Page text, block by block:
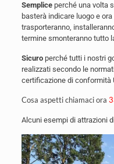
Sempliceperché una volta
basterà indicare luogo e
trasporteranno,
termine smonteranno tutto
Sicuroperché tutti i nostri
realizzati secondo le
certificazione di conformità
Cosa aspetti chiamaci ora
Alcuni esempi di attrazioni